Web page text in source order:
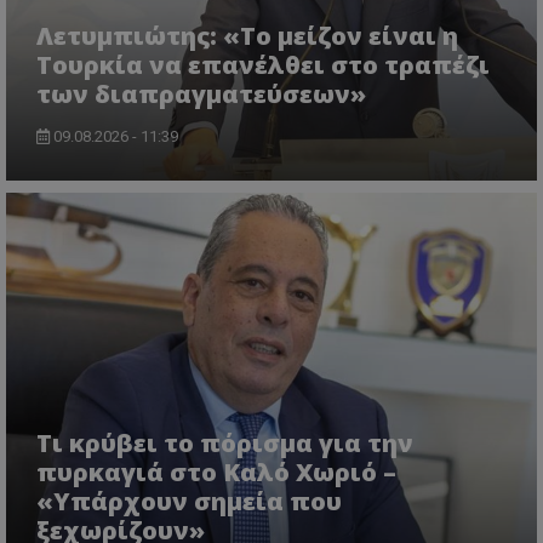
Λετυμπιώτης: «Το μείζον είναι η
Τουρκία να επανέλθει στο τραπέζι
των διαπραγματεύσεων»
09.08.2026 - 11:39
Τι κρύβει το πόρισμα για την
πυρκαγιά στο Καλό Χωριό –
«Υπάρχουν σημεία που
ξεχωρίζουν»
ASP.NET_SessionId